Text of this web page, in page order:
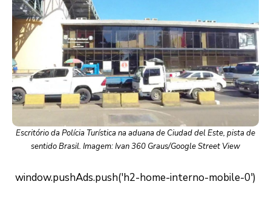
Escritório da Polícia Turística na aduana de Ciudad del Este, pista de
sentido Brasil. Imagem: Ivan 360 Graus/Google Street View